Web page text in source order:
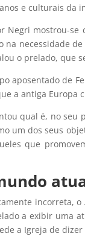
e culturais da
Negri mostrou-se
na necessidade
o prelado, que
aposentado de
a antiga
qual é, no seu
um dos seus
que
incorreta,
a exibir uma
a Igreja de dizer